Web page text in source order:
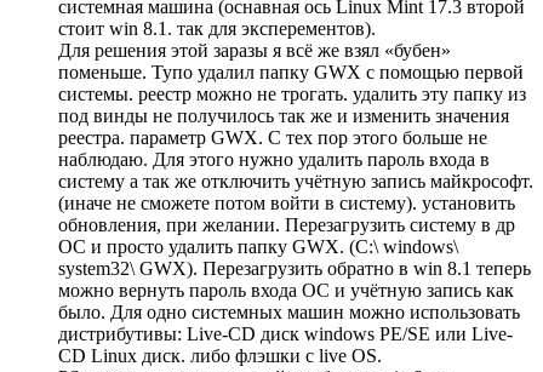
системная машина (оснавная ось Linux Mint 17.3 второй
стоит win 8.1. так для эксперементов).
Для решения этой заразы я всё же взял «бубен»
поменьше. Тупо удалил папку GWX с помощью первой
системы. реестр можно не трогать. удалить эту папку из
под винды не получилось так же и изменить значения
реестра. параметр GWX. С тех пор этого больше не
наблюдаю. Для этого нужно удалить пароль входа в
систему а так же отключить учётную запись майкрософт.
(иначе не сможете потом войти в систему). установить
обновления, при желании. Перезагрузить систему в др
ОС и просто удалить папку GWX. (С:\ windows\
system32\ GWX). Перезагрузить обратно в win 8.1 теперь
можно вернуть пароль входа ОС и учётную запись как
было. Для одно системных машин можно использовать
дистрибутивы: Live-CD диск windows PE/SE или Live-
CD Linux диск. либо флэшки с live OS.